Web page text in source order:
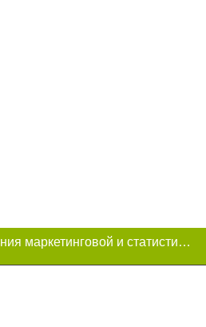
Этот сайт использует «cookies». Также сайт использует интернет-сервис для сбора технических данных касательно посетителей с целью получения маркетинговой и статистической информации. Условия обработки данных посетителей сайта см.